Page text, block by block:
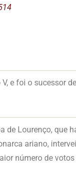
V, e foi o sucessor
Lourenço, que
ariano,
número de